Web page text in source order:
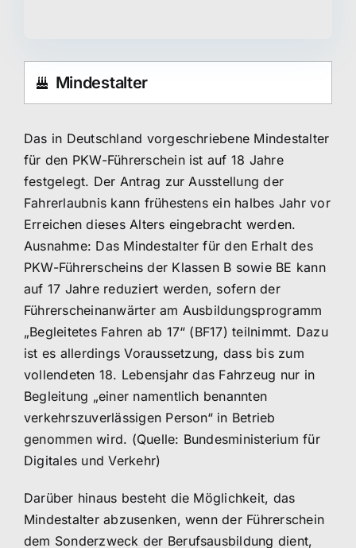
Mindestalter
Das in Deutschland vorgeschriebene Mindestalter
für den PKW-Führerschein ist auf 18 Jahre
festgelegt. Der Antrag zur Ausstellung der
Fahrerlaubnis kann frühestens ein halbes Jahr vor
Erreichen dieses Alters eingebracht werden.
Ausnahme: Das Mindestalter für den Erhalt des
PKW-Führerscheins der Klassen B sowie BE kann
auf 17 Jahre reduziert werden, sofern der
Führerscheinanwärter am Ausbildungsprogramm
„Begleitetes Fahren ab 17“ (BF17) teilnimmt. Dazu
ist es allerdings Voraussetzung, dass bis zum
vollendeten 18. Lebensjahr das Fahrzeug nur in
Begleitung „einer namentlich benannten
verkehrszuverlässigen Person“ in Betrieb
genommen wird. (Quelle: Bundesministerium für
Digitales und Verkehr)
Darüber hinaus besteht die Möglichkeit, das
Mindestalter abzusenken, wenn der Führerschein
dem Sonderzweck der Berufsausbildung dient,